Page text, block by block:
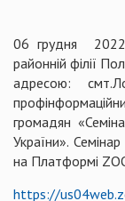
06 грудня
районній філії
адресою:
громадян
України».
на Платформі
https://